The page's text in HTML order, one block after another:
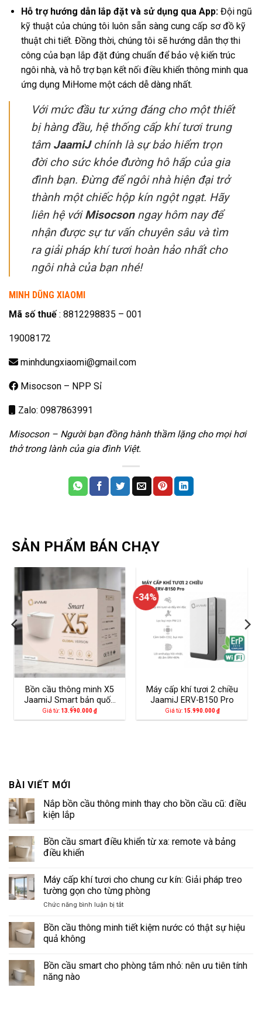
Hỗ trợ hướng dẫn lắp đặt và sử dụng qua App:Đội ngũ
kỹ thuật của chúng tôi luôn sẵn sàng cung cấp sơ đồ kỹ
thuật chi tiết. Đồng thời, chúng tôi sẽ hướng dẫn thợ thi
công của bạn lắp đặt đúng chuẩn để bảo vệ kiến trúc
ngôi nhà, và hỗ trợ bạn kết nối điều khiển thông minh qua
ứng dụng MiHome một cách dễ dàng nhất.
Với mức đầu tư xứng đáng cho một thiết
bị hàng đầu, hệ thống cấp khí tươi trung
tâm JaamiJchính là sự bảo hiểm trọn
đời cho sức khỏe đường hô hấp của gia
đình bạn. Đừng để ngôi nhà hiện đại trở
thành một chiếc hộp kín ngột ngạt. Hãy
liên hệ vớiMisocsonngay hôm nay để
nhận được sự tư vấn chuyên sâu và tìm
ra giải pháp khí tươi hoàn hảo nhất cho
ngôi nhà của bạn nhé!
MINH DŨNG XIAOMI
Mã số thuế : 8812298835 – 001
19008172
minhdungxiaomi@gmail.com
Misocson – NPP Sỉ
Zalo: 0987863991
Misocson – Người bạn đồng hành thầm lặng cho mọi hơi
thở trong lành của gia đình Việt.
SẢN PHẨM BÁN CHẠY
Bồn cầu thông minh X5
JaamiJ Smart bản quốc
tế
Giá từ: 13.990.000₫
-34%
Máy cấp khí tươi 2 chiều
JaamiJ ERV-B150 Pro
Giá từ: 15.990.000₫
BÀI VIẾT MỚI
Nắp bồn cầu thông minh thay cho bồn cầu cũ: điều
kiện lắp
bình
luận
ở
cầu
thông
minh
thay
cầu
cũ:
điều
Bồn cầu smart điều khiển từ xa: remote và bảng
điều khiển
bình
luận
ở
Bồn
điều
khiển
từ
và
bảng
điều
Máy cấp khí tươi cho chung cư kín: Giải pháp treo
tường gọn cho từng phòng
Chức năng bình luận bị tắtở
cấp
chung
Bồn cầu thông minh tiết kiệm nước có thật sự hiệu
quả không
bình
luận
ở
Bồn cầu smart cho phòng tắm nhỏ: nên ưu tiên tính
năng nào